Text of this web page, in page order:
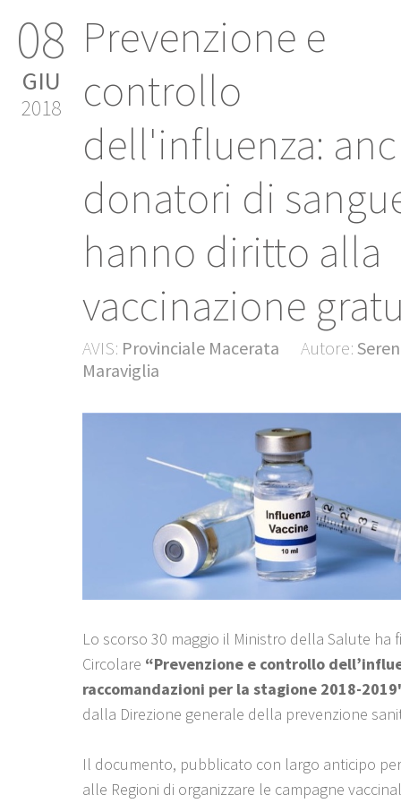
08
GIU
2018
Prevenzione e
controllo
dell'influenza:
donatori di
hanno diritto alla
vaccinazione
AVIS: Provinciale Macerata Autore:
Maraviglia
Lo scorso 30 maggio il Ministro della Salute ha
Circolare “Prevenzione e controllo
raccomandazioni per la stagione 2018-
dalla Direzione generale della prevenzione
Il documento, pubblicato con largo anticipo
alle Regioni di organizzare le campagne